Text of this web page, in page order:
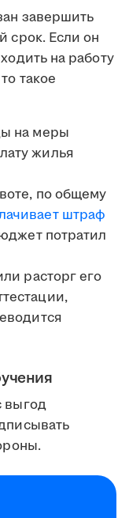
завершить
срок. Если он
на работу
такое
на меры
жилья
по общему
штраф
потратил
расторг его
выгод